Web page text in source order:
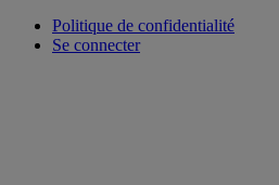
Politique de confidentialité
Se connecter